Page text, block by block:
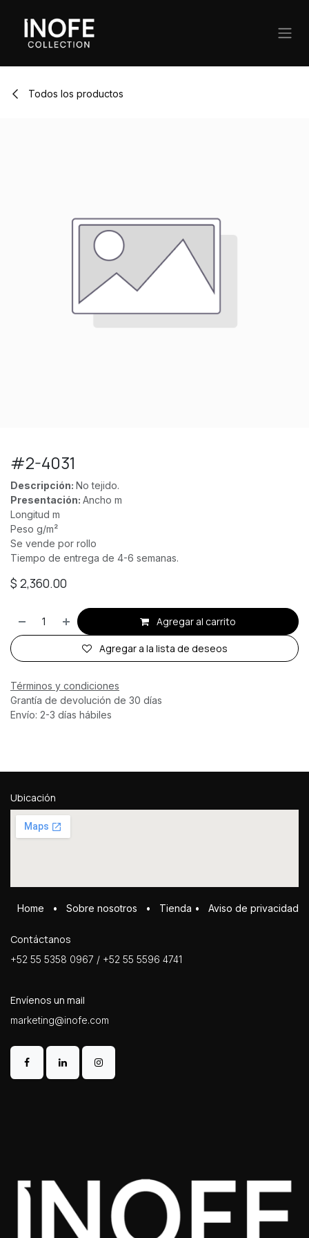
Todos los productos
#2-4031
Descripción: No tejido.
Presentación: Ancho m
Longitud m
Peso g/m²
Se vende por rollo
Tiempo de entrega de 4-6 semanas.
$ 2,360.00
Agregar al carrito
Agregar a la lista de deseos
Términos y condiciones
Grantía de devolución de 30 días
Envío: 2-3 días hábiles
Ubicación
Home • Sobre ​n​osotros • Tienda • Aviso de privacidad
Contáctanos
+52 55 5358 0967 / +52 55 5596 4741
Envíenos un mail
marketing@inofe.com